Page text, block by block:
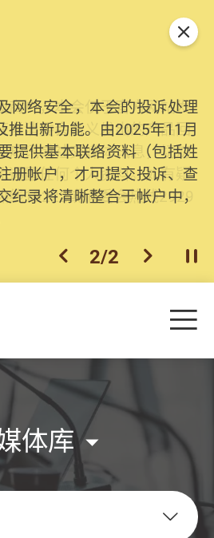
网络安全，本会的投诉处理
推出新功能。由2025年11月
提供基本联络资料（包括姓
册帐户，才可提交投诉、查
纪录将清晰整合于帐户中，
上一个
2/2 下一个开
关闭
目
体库